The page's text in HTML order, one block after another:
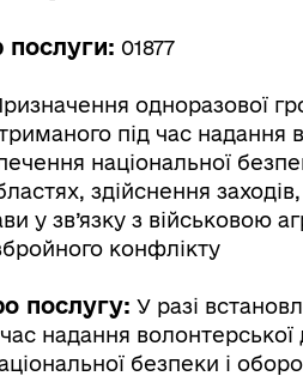
послуги: 01877
одноразової
під час надання
національної
здійснення
у зв’язку з військовою
конфлікту
послугу: У разі
надання
безпеки і